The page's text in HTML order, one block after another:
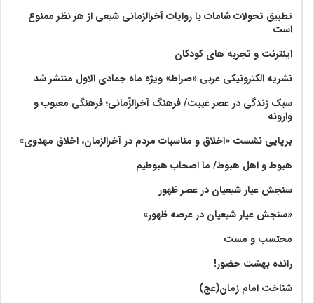
تطبیق تحولات شامات با روایات آخرالزمانی شیعی از هر نظر ممنوع
است
اینترنت و تجربه های کودکان
نشریه الکترونیکی عربی «صراط» ویژه ماه جمادی الاول منتشر شد
سبک زندگی در عصر غیبت/ فرهنگ آخرالزّمانی؛ فرهنگی معیوب و
وارونه
برپایی نشست «اخلاق و مناسبات مردم در آخرالزمان، اخلاق مهدوی»
هبوط و اهل هبوط/ ما اصحاب هبوطیم
سنجش عیار شیعیان در عصر ظهور
«سنجش عیار شیعیان در عرصه ظهور»
محتسب و مست
رانده بهشت‌ حضور!
شناخت امام زمان(عج)